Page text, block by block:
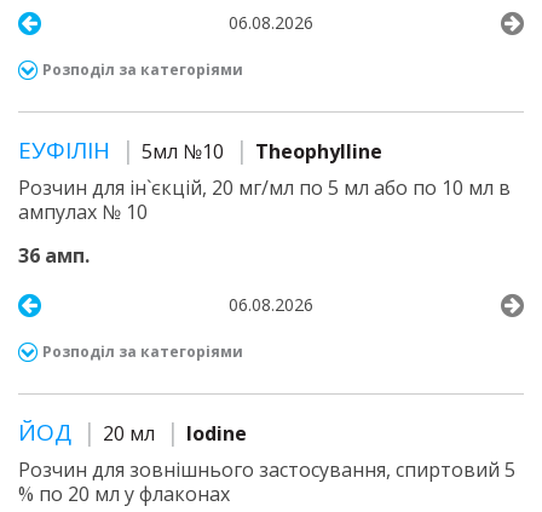
06.08.2026
Розподіл за категоріями
ЕУФІЛІН 5мл №10
Theophylline
Розчин для ін`єкцій, 20 мг/мл по 5 мл або по 10 мл в
ампулах № 10
36 амп.
06.08.2026
Розподіл за категоріями
ЙОД 20 мл
Iodine
Розчин для зовнішнього застосування, спиртовий 5
% по 20 мл у флаконах